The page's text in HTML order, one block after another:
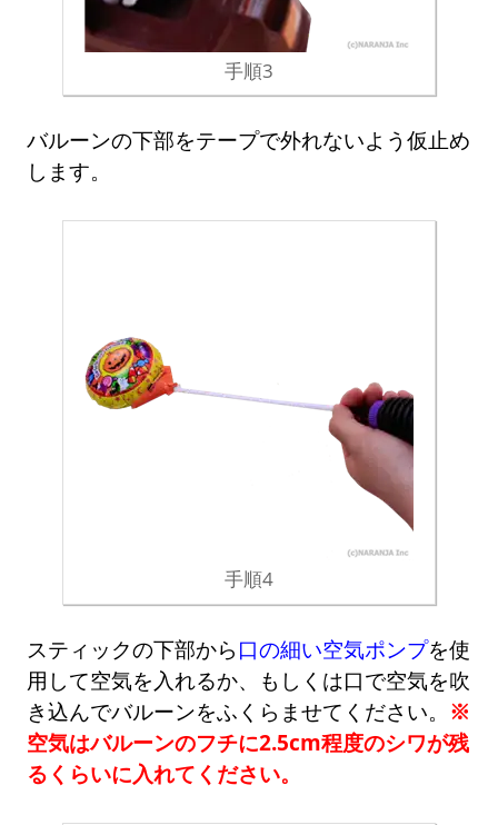
手順3
バルーンの下部をテープで外れないよう仮止め
します。
手順4
スティックの下部から 口の細い空気ポンプを使
用して空気を入れるか、もしくは口で空気を吹
き込んでバルーンをふくらませてください。 ※
空気はバルーンのフチに2.5cm程度のシワが残
るくらいに入れてください。